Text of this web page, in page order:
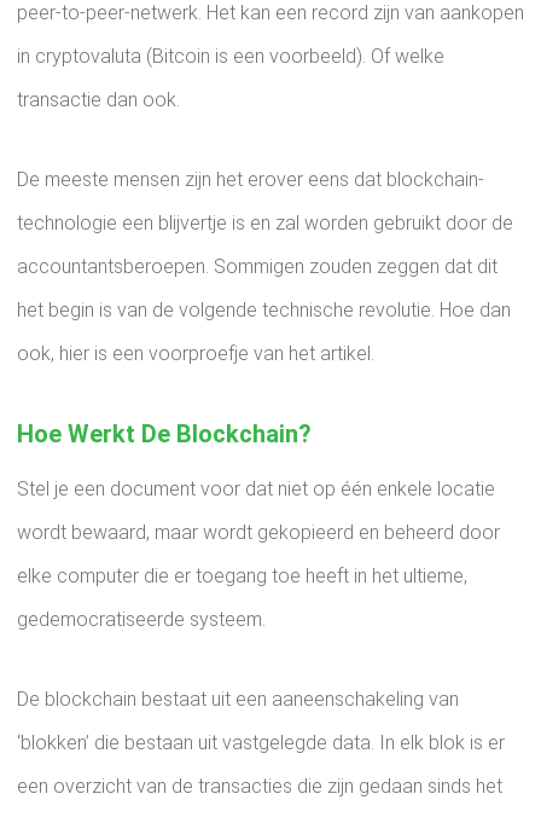
peer-to-peer-netwerk. Het kan een record zijn van aankopen
in cryptovaluta (Bitcoin is een voorbeeld). Of welke
transactie dan ook.
De meeste mensen zijn het erover eens dat blockchain-
technologie een blijvertje is en zal worden gebruikt door de
accountantsberoepen. Sommigen zouden zeggen dat dit
het begin is van de volgende technische revolutie. Hoe dan
ook, hier is een voorproefje van het artikel.
Hoe Werkt De Blockchain?
Stel je een document voor dat niet op één enkele locatie
wordt bewaard, maar wordt gekopieerd en beheerd door
elke computer die er toegang toe heeft in het ultieme,
gedemocratiseerde systeem.
De blockchain bestaat uit een aaneenschakeling van
‘blokken’ die bestaan ​​uit vastgelegde data. In elk blok is er
een overzicht van de transacties die zijn gedaan sinds het